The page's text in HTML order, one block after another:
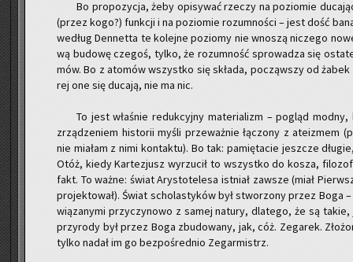
Bo pro­po­zy­cja, żeby opi­sy­wać rze­czy na po­zio­mie
(przez kogo?) funk­cji i na po­zio­mie ro­zum­no­ści – jest dość
we­dług Den­net­ta te ko­lej­ne po­zio­my nie wno­szą ni­cze­go
wą bu­do­wę cze­goś, tylko, że ro­zum­ność spro­wa­dza się
mów. Bo z ato­mów wszyst­ko się skła­da, po­cząw­szy od
rej one się du­ca­ją, nie ma nic.
To jest wła­śnie re­duk­cyj­ny ma­te­ria­lizm – po­gląd
zrzą­dze­niem hi­sto­rii myśli prze­waż­nie łą­czo­ny z ate­izmem
nie mia­łam z nimi kon­tak­tu). Bo tak: pa­mię­ta­cie jesz­cze
Otóż, kiedy Kar­te­zjusz wy­rzu­cił to wszyst­ko do kosza,
fakt. To ważne: świat Ary­sto­te­le­sa ist­niał za­wsze (miał
pro­jek­to­wał). Świat scho­la­sty­ków był stwo­rzo­ny przez
wią­za­ny­mi przy­czy­no­wo z samej na­tu­ry, dla­te­go, że są
przy­ro­dy był przez Boga zbu­do­wa­ny, jak, cóż. Ze­ga­rek.
tylko nadał im go bez­po­śred­nio Ze­gar­mistrz.